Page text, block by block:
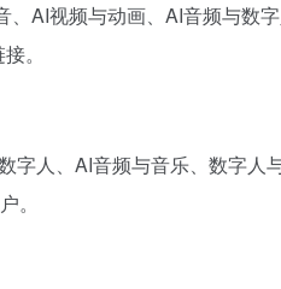
AI视频与动画、AI音频与
。
人、AI音频与音乐、数字
。